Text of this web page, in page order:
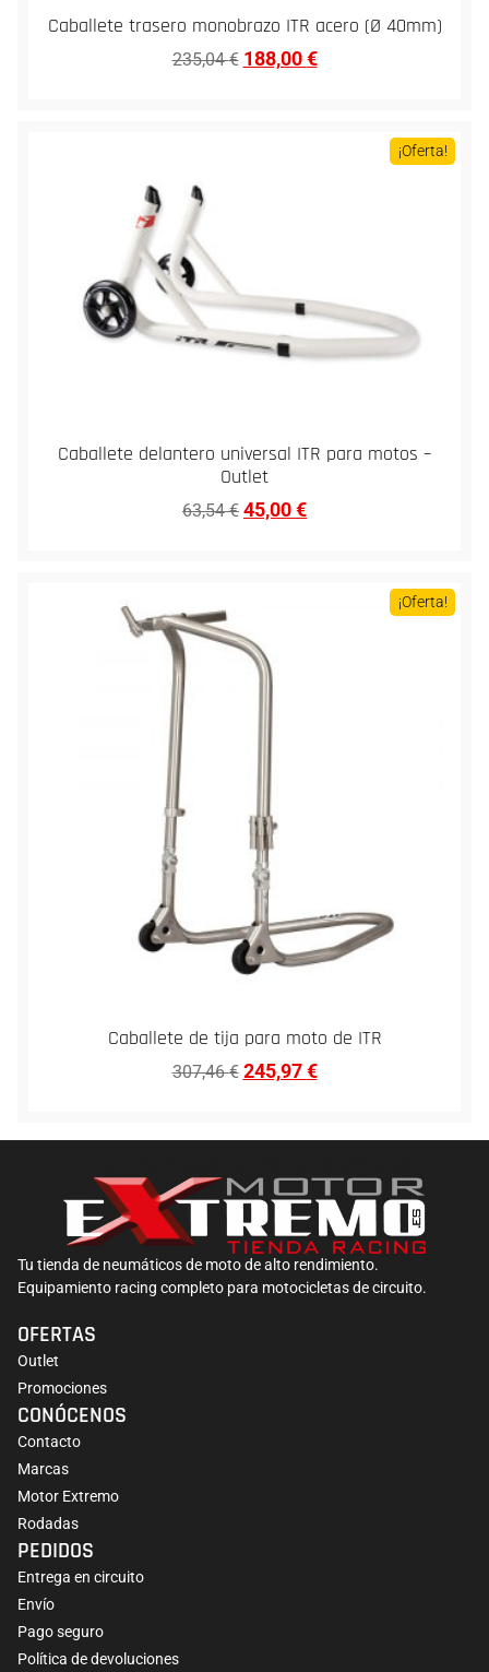
Caballete trasero monobrazo ITR acero (Ø 40mm)
235,04€ 188,00€
¡Oferta!
Caballete delantero universal ITR para motos –
Outlet
63,54€ 45,00€
¡Oferta!
Caballete de tija para moto de ITR
307,46€ 245,97€
Tu tienda de neumáticos de moto de alto rendimiento.
Equipamiento racing completo para motocicletas de circuito.
OFERTAS
Outlet
Promociones
CONÓCENOS
Contacto
Marcas
Motor Extremo
Rodadas
PEDIDOS
Entrega en circuito
Envío
Pago seguro
Política de devoluciones